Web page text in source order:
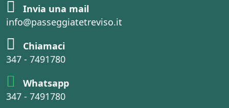
Invia una mail
info@passeggiatetreviso.it
Chiamaci
347 - 7491780
Whatsapp
347 - 7491780